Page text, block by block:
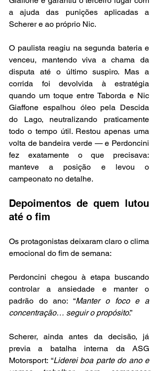
a ajuda das punições aplicadas a
Scherer e ao próprio Nic.
O paulista reagiu na segunda bateria e
venceu, mantendo viva a chama da
disputa até o último suspiro. Mas a
corrida foi devolvida à estratégia
quando um toque entre Taborda e Nic
Giaffone espalhou óleo pela Descida
do Lago, neutralizando praticamente
todo o tempo útil. Restou apenas uma
volta de bandeira verde — e Perdoncini
fez exatamente o que precisava:
manteve a posição e levou o
campeonato no detalhe.
Depoimentos de quem lutou
até o fim
Os protagonistas deixaram claro o clima
emocional do fim de semana:
Perdoncini chegou à etapa buscando
controlar a ansiedade e manter o
padrão do ano: “Manter o foco e a
concentração… seguir o propósito.”
Scherer, ainda antes da decisão, já
previa a batalha interna da ASG
Motorsport: “Liderei boa parte do ano e